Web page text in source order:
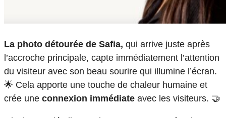
La photo détourée de Safia, qui arrive juste après
l’accroche principale, capte immédiatement l’attention
du visiteur avec son beau sourire qui illumine l’écran.
🌟 Cela apporte une touche de chaleur humaine et
crée une connexion immédiate avec les visiteurs. 🤝